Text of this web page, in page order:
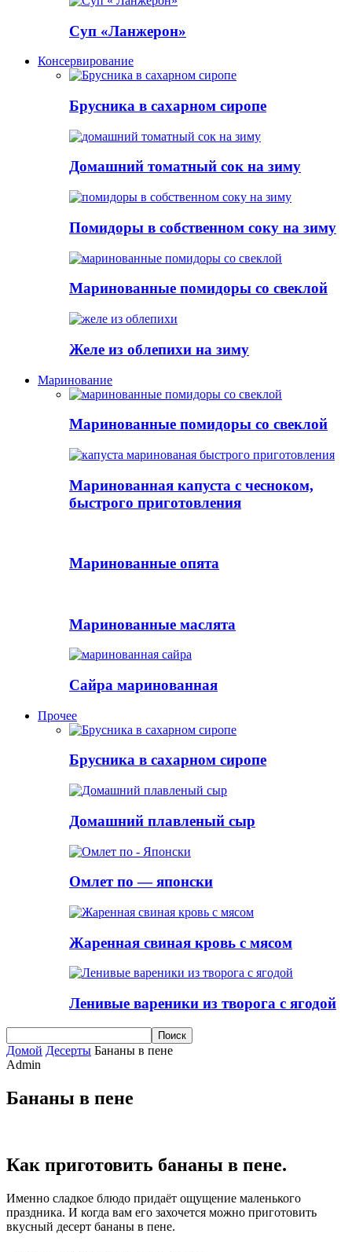
Суп «Ланжерон»
Консервирование
Брусника в сахарном сиропе
Домашний томатный сок на зиму
Помидоры в собственном соку на зиму
Маринованные помидоры со свеклой
Желе из облепихи на зиму
Маринование
Маринованные помидоры со свеклой
Маринованная капуста с чесноком,
быстрого приготовления
Маринованные опята
Маринованные маслята
Сайра маринованная
Прочее
Брусника в сахарном сиропе
Домашний плавленый сыр
Омлет по — японски
Жаренная свиная кровь с мясом
Ленивые вареники из творога с ягодой
Домой Десерты Бананы в пене
Admin
Бананы в пене
Как приготовить бананы в пене.
Именно сладкое блюдо придаёт ощущение маленького
праздника. И когда вам его захочется можно приготовить
вкусный десерт бананы в пене.